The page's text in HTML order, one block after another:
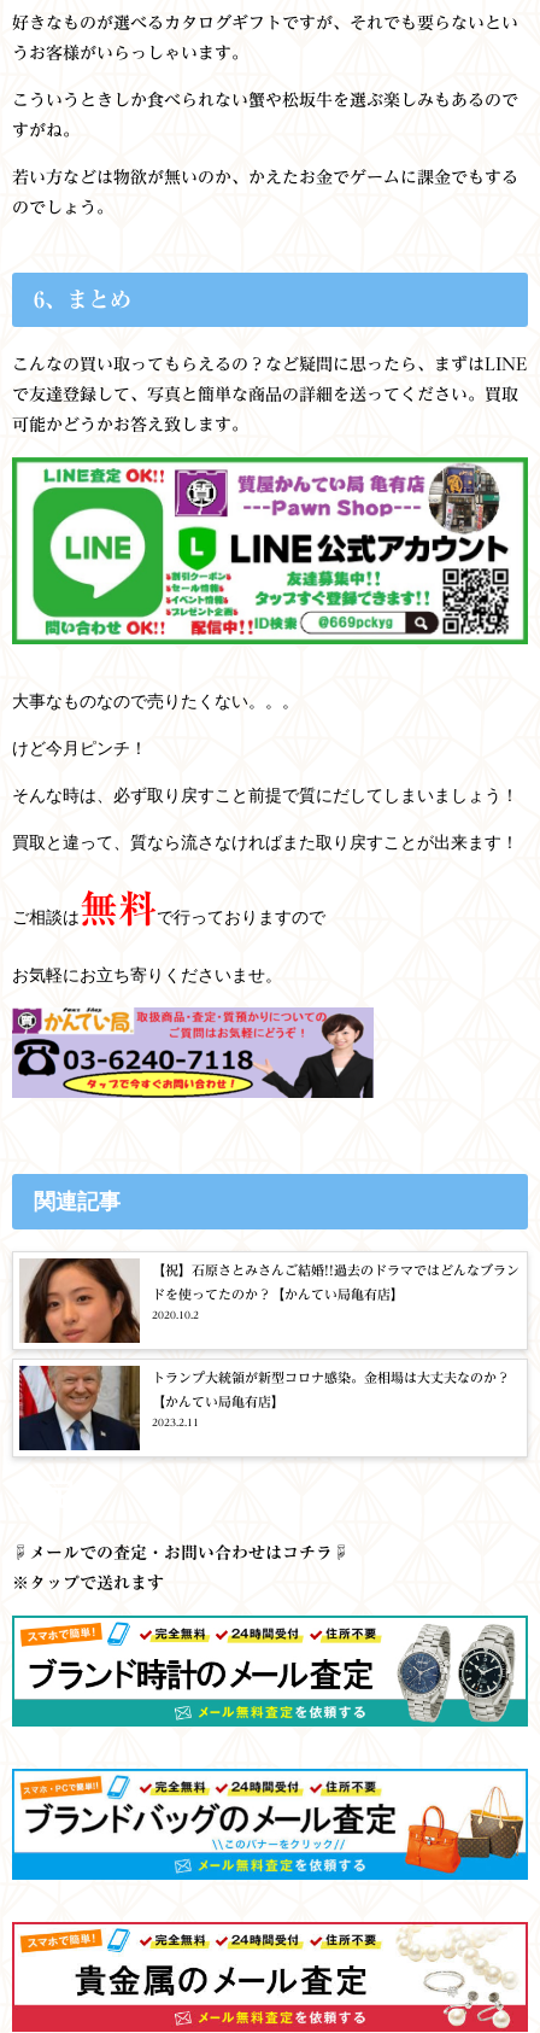
好きなものが選べるカタログギフトですが、それでも要らないとい
うお客様がいらっしゃいます。
こういうときしか食べられない蟹や松坂牛を選ぶ楽しみもあるので
すがね。
若い方などは物欲が無いのか、かえたお金でゲームに課金でもする
のでしょう。
6、まとめ
こんなの買い取ってもらえるの？など疑問に思ったら、まずはLINE
で友達登録して、写真と簡単な商品の詳細を送ってください。買取
可能かどうかお答え致します。
大事なものなので売りたくない。。。
けど今月ピンチ！
そんな時は、必ず取り戻すこと前提で質にだしてしまいましょう！
買取と違って、質なら流さなければまた取り戻すことが出来ます！
ご相談は無料で行っておりますので
お気軽にお立ち寄りくださいませ。
関連記事
【祝】石原さとみさんご結婚!!過去のドラマではどんなブラン
ドを使ってたのか？【かんてい局亀有店】
2020.10.2
トランプ大統領が新型コロナ感染。金相場は大丈夫なのか？
【かんてい局亀有店】
2023.2.11
☟ メールでの査定・お問い合わせはコチラ☟
※タップで送れます